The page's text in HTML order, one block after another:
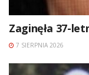
Zaginęła 37-
7 SIERPNIA 2026